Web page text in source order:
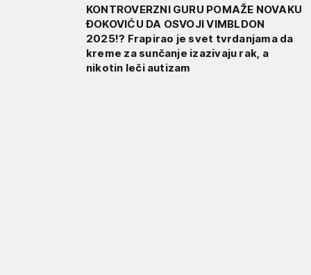
KONTROVERZNI GURU POMAŽE NOVAKU
ĐOKOVIĆU DA OSVOJI VIMBLDON
2025!? Frapirao je svet tvrdanjama da
kreme za sunčanje izazivaju rak, a
nikotin leči autizam